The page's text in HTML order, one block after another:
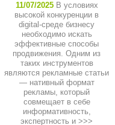
11/07/2025 В условиях
высокой конкуренции в
digital-среде бизнесу
необходимо искать
эффективные способы
продвижения. Одним из
таких инструментов
являются рекламные статьи
— нативный формат
рекламы, который
совмещает в себе
информативность,
экспертность и >>>